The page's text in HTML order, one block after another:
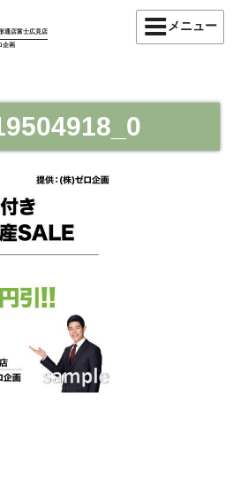
通店富士広見店
企画
メニュー